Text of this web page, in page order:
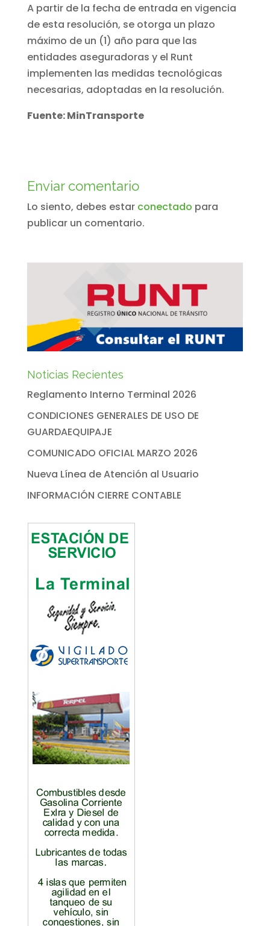
A partir de la fecha de entrada en vigencia
de esta resolución, se otorga un plazo
máximo de un (1) año para que las
entidades aseguradoras y el Runt
implementen las medidas tecnológicas
necesarias, adoptadas en la resolución.
Fuente: MinTransporte
Enviar comentario
Lo siento, debes estar conectado para
publicar un comentario.
Noticias Recientes
Reglamento Interno Terminal 2026
CONDICIONES GENERALES DE USO DE
GUARDAEQUIPAJE
COMUNICADO OFICIAL MARZO 2026
Nueva Línea de Atención al Usuario
INFORMACIÓN CIERRE CONTABLE